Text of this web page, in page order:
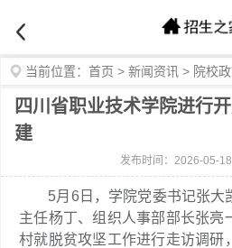
当前位置： 首页 > 新闻资讯 > 院校
四川省职业技术学院进行
建
发布时间：2026-05-18
5月6日，学院党委书记张大
主任杨丁、组织人事部部长张亮
村就脱贫攻坚工作进行走访调研